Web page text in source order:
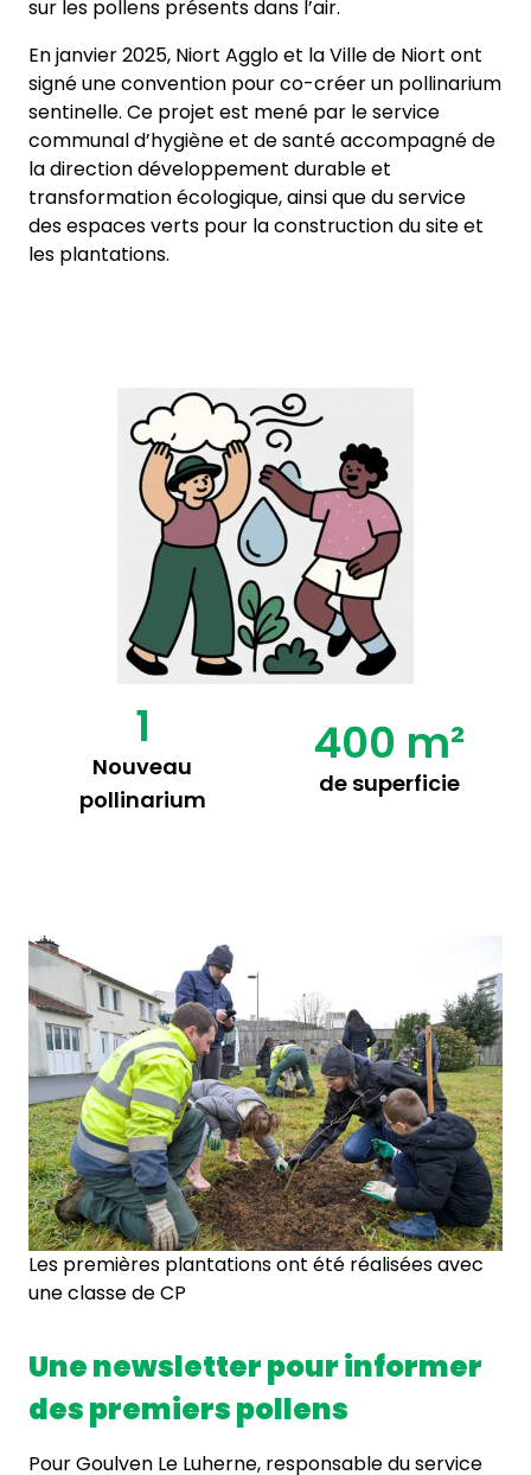
sur les pollens présents dans l’air.
En janvier 2025, Niort Agglo et la Ville de Niort ont
signé une convention pour co-créer un pollinarium
sentinelle. Ce projet est mené par le service
communal d’hygiène et de santé accompagné de
la direction développement durable et
transformation écologique, ainsi que du service
des espaces verts pour la construction du site et
les plantations.
1
Nouveau
pollinarium
400 m²
de superficie
Les premières plantations ont été réalisées avec
une classe de CP
Une newsletter pour informer
des premiers pollens
Pour Goulven Le Luherne, responsable du service